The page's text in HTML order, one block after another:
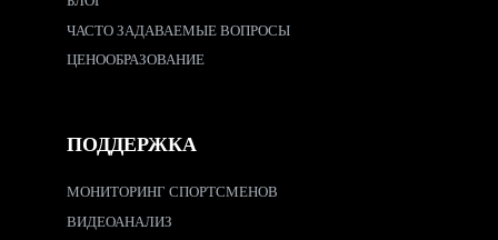
ЧАСТО ЗАДАВАЕМЫЕ ВОПРОСЫ
ЦЕНООБРАЗОВАНИЕ
ПОДДЕРЖКА
МОНИТОРИНГ СПОРТСМЕНОВ
ВИДЕОАНАЛИЗ